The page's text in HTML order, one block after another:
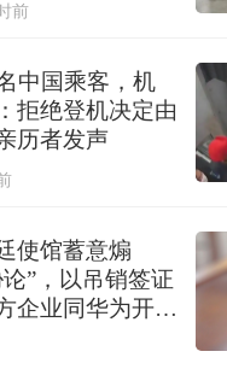
前
中国乘客，机
拒绝登机决定由
历者发声
使馆蓄意煽
”，以吊销签证
企业同华为开展
使馆回应